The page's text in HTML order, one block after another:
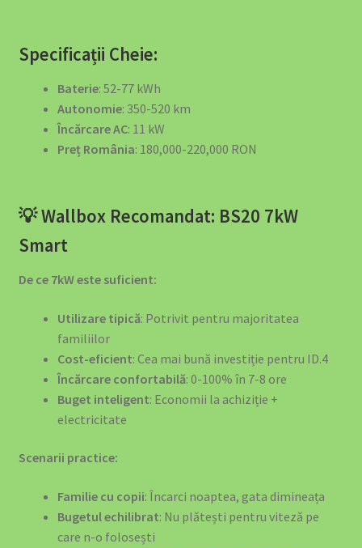
Solar Lighting Solutions
Stații de Încărcare pe Orașe
Stații Încărcare Acasă pentru Mașini Electrice – Cluj-
Napoca
11kW/22kW | EV4GREEN
Stații Încărcare Mașini Electrice Suceava | Wallbox
11kW/22kW | EV4GREEN
Stații Încărcare Mașini Electrice Timișoara | Wallbox
11kW/22kW | EV4GREEN
Sustainable Mobility & Energy Infrastructure Advisory
Termeni și Condiții
Termeni și Condiții
Top 10 Suporturi Telefon Auto 2025 – Ghid Complet |
EV4GREEN
Specificații Cheie:
Baterie: 52-77 kWh
Autonomie: 350-520 km
Încărcare AC: 11 kW
Preț România: 180,000-220,000 RON
💡 Wallbox Recomandat: BS20 7kW
Smart
De ce 7kW este suficient:
Utilizare tipică: Potrivit pentru majoritatea
familiilor
Cost-eficient: Cea mai bună investiție pentru ID.4
Încărcare confortabilă: 0-100% în 7-8 ore
Buget inteligent: Economii la achiziție +
electricitate
Scenarii practice:
Familie cu copii: Încarci noaptea, gata dimineața
Bugetul echilibrat: Nu plătești pentru viteză pe
care n-o folosești